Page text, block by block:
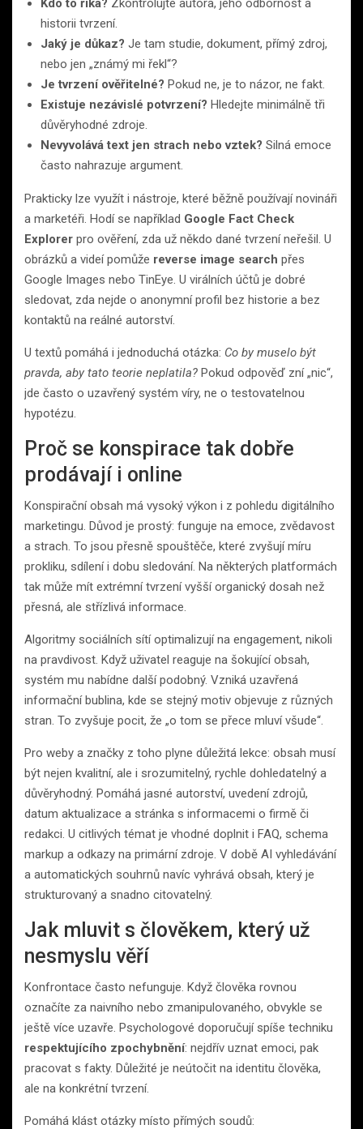
historii tvrzení.
Jaký je důkaz? Je tam studie, dokument, přímý zdroj,
nebo jen „známý mi řekl“?
Je tvrzení ověřitelné? Pokud ne, je to názor, ne fakt.
Existuje nezávislé potvrzení? Hledejte minimálně tři
důvěryhodné zdroje.
Nevyvolává text jen strach nebo vztek? Silná emoce
často nahrazuje argument.
Prakticky lze využít i nástroje, které běžně používají novináři
a marketéři. Hodí se například Google Fact Check
Explorer pro ověření, zda už někdo dané tvrzení neřešil. U
obrázků a videí pomůže reverse image search přes
Google Images nebo TinEye. U virálních účtů je dobré
sledovat, zda nejde o anonymní profil bez historie a bez
kontaktů na reálné autorství.
U textů pomáhá i jednoduchá otázka: Co by muselo být
pravda, aby tato teorie neplatila? Pokud odpověď zní „nic“,
jde často o uzavřený systém víry, ne o testovatelnou
hypotézu.
Proč se konspirace tak dobře
prodávají i online
Konspirační obsah má vysoký výkon i z pohledu digitálního
marketingu. Důvod je prostý: funguje na emoce, zvědavost
a strach. To jsou přesně spouštěče, které zvyšují míru
prokliku, sdílení i dobu sledování. Na některých platformách
tak může mít extrémní tvrzení vyšší organický dosah než
přesná, ale střízlivá informace.
Algoritmy sociálních sítí optimalizují na engagement, nikoli
na pravdivost. Když uživatel reaguje na šokující obsah,
systém mu nabídne další podobný. Vzniká uzavřená
informační bublina, kde se stejný motiv objevuje z různých
stran. To zvyšuje pocit, že „o tom se přece mluví všude“.
Pro weby a značky z toho plyne důležitá lekce: obsah musí
být nejen kvalitní, ale i srozumitelný, rychle dohledatelný a
důvěryhodný. Pomáhá jasné autorství, uvedení zdrojů,
datum aktualizace a stránka s informacemi o firmě či
redakci. U citlivých témat je vhodné doplnit i FAQ, schema
markup a odkazy na primární zdroje. V době AI vyhledávání
a automatických souhrnů navíc vyhrává obsah, který je
strukturovaný a snadno citovatelný.
Jak mluvit s člověkem, který už
nesmyslu věří
Konfrontace často nefunguje. Když člověka rovnou
označíte za naivního nebo zmanipulovaného, obvykle se
ještě více uzavře. Psychologové doporučují spíše techniku
respektujícího zpochybnění: nejdřív uznat emoci, pak
pracovat s fakty. Důležité je neútočit na identitu člověka,
ale na konkrétní tvrzení.
Pomáhá klást otázky místo přímých soudů: